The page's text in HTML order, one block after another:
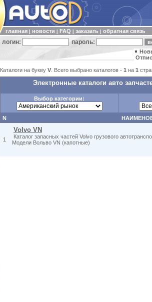
главная новости FAQ заказать обратная связь
логин: пароль:
Каталоги на букву V . Всего выбрано каталогов - 1 на 1
Электронные каталоги авто
Выбор категории:
N
1
Volvo VN
Каталог запасных частей Volvo грузового
Модели Вольво VN (капотные)